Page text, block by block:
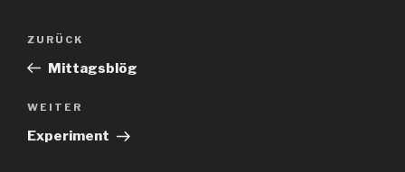
Beitragsnavigation
Vorheriger
Beitrag
ZURÜCK
Mittagsblög
Nächster
Beitrag
WEITER
Experiment